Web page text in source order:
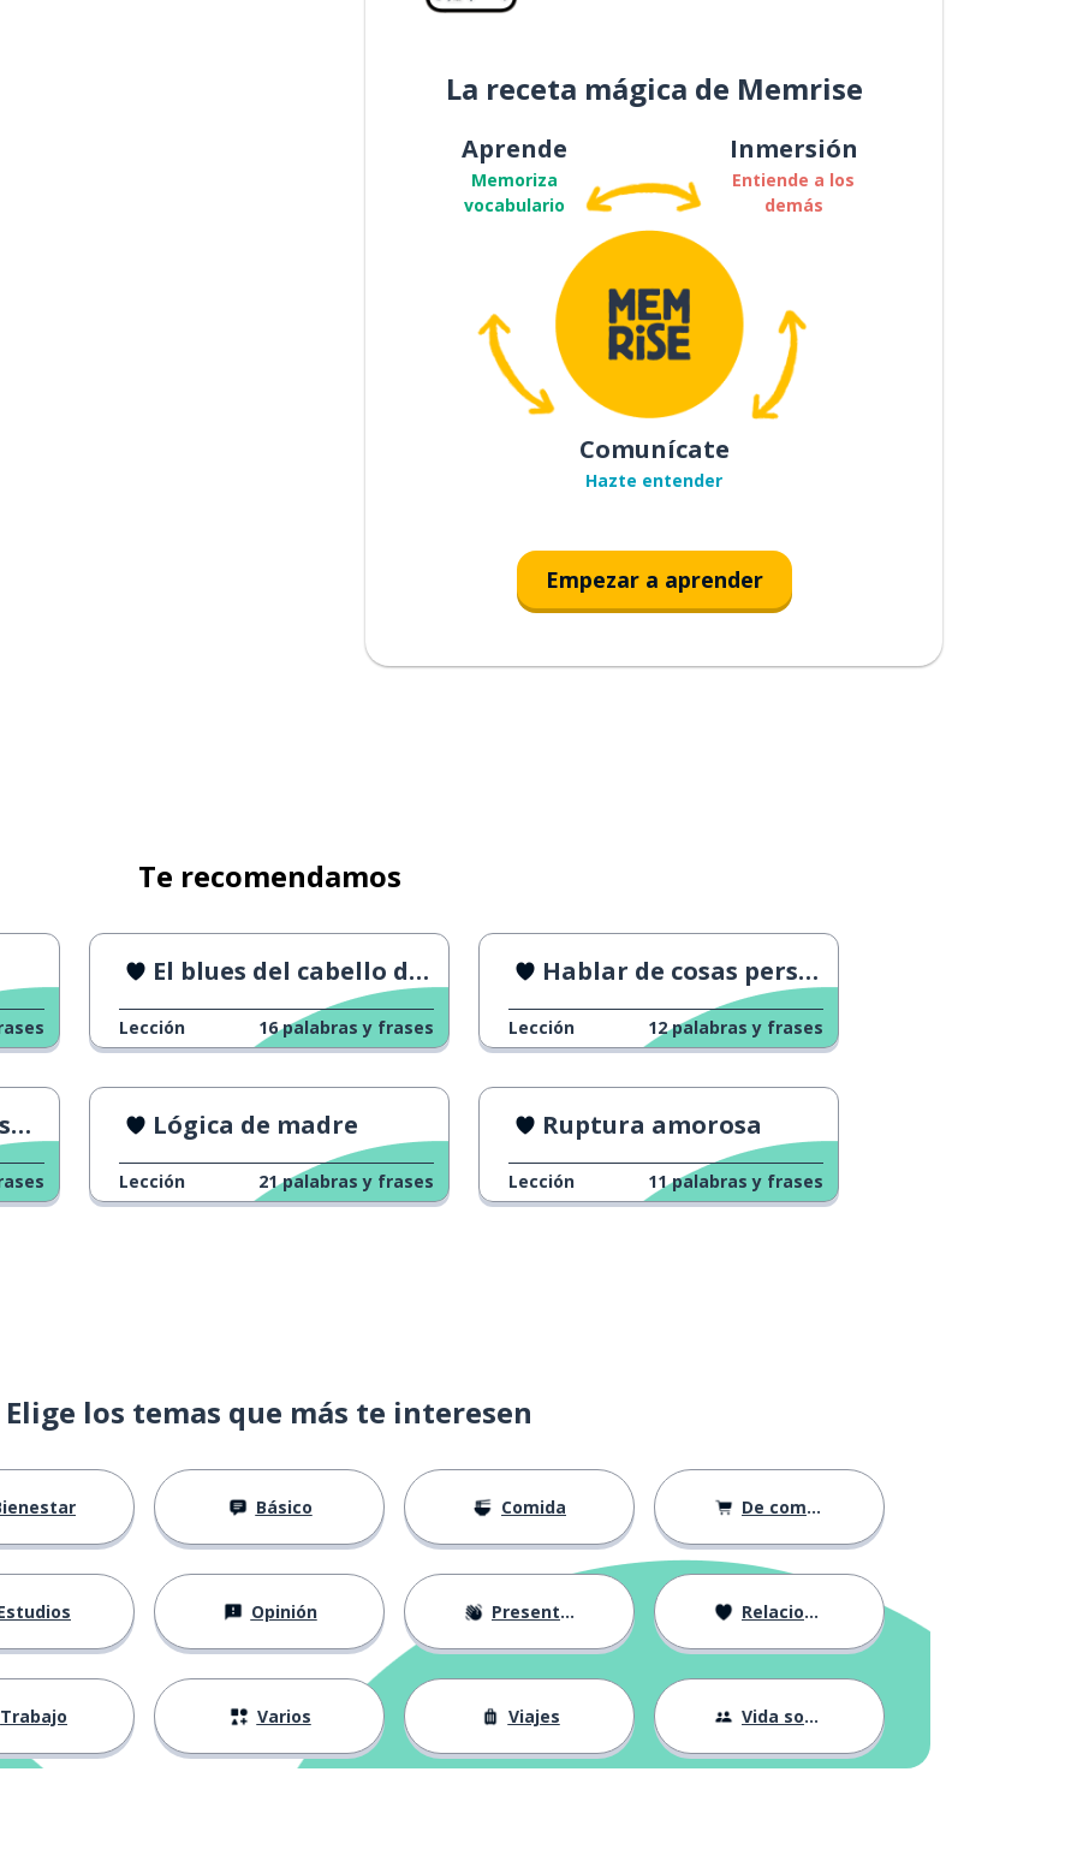
La receta mágica de Memrise
Aprende
Memoriza
vocabulario
Inmersión
Entiende a los
demás
Comunícate
Hazte entender
Empezar a aprender
Te recomendamos
El blues del cabello desaliñado
Lección 16 palabras y frases
Hablar de cosas personales
Lección 12 palabras y frases
Lógica de madre
Lección 21 palabras y frases
Ruptura amorosa
Lección 11 palabras y frases
Elige los temas que más te interesen
Básico Comida De compras
Opinión Presentación Relaciones
Trabajo Varios Viajes Vida social